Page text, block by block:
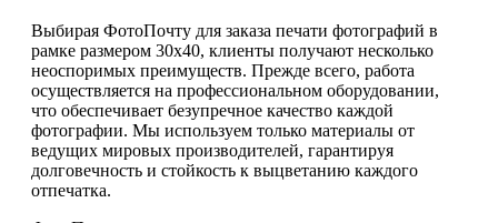
Выбирая ФотоПочту для заказа печати фотографий в
рамке размером 30х40, клиенты получают несколько
неоспоримых преимуществ. Прежде всего, работа
осуществляется на профессиональном оборудовании,
что обеспечивает безупречное качество каждой
фотографии. Мы используем только материалы от
ведущих мировых производителей, гарантируя
долговечность и стойкость к выцветанию каждого
отпечатка.